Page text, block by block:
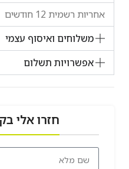
אחריות רשמית 12 חודשים
משלוחים ואיסוף עצמי
אפשרויות תשלום
חזרו אלי